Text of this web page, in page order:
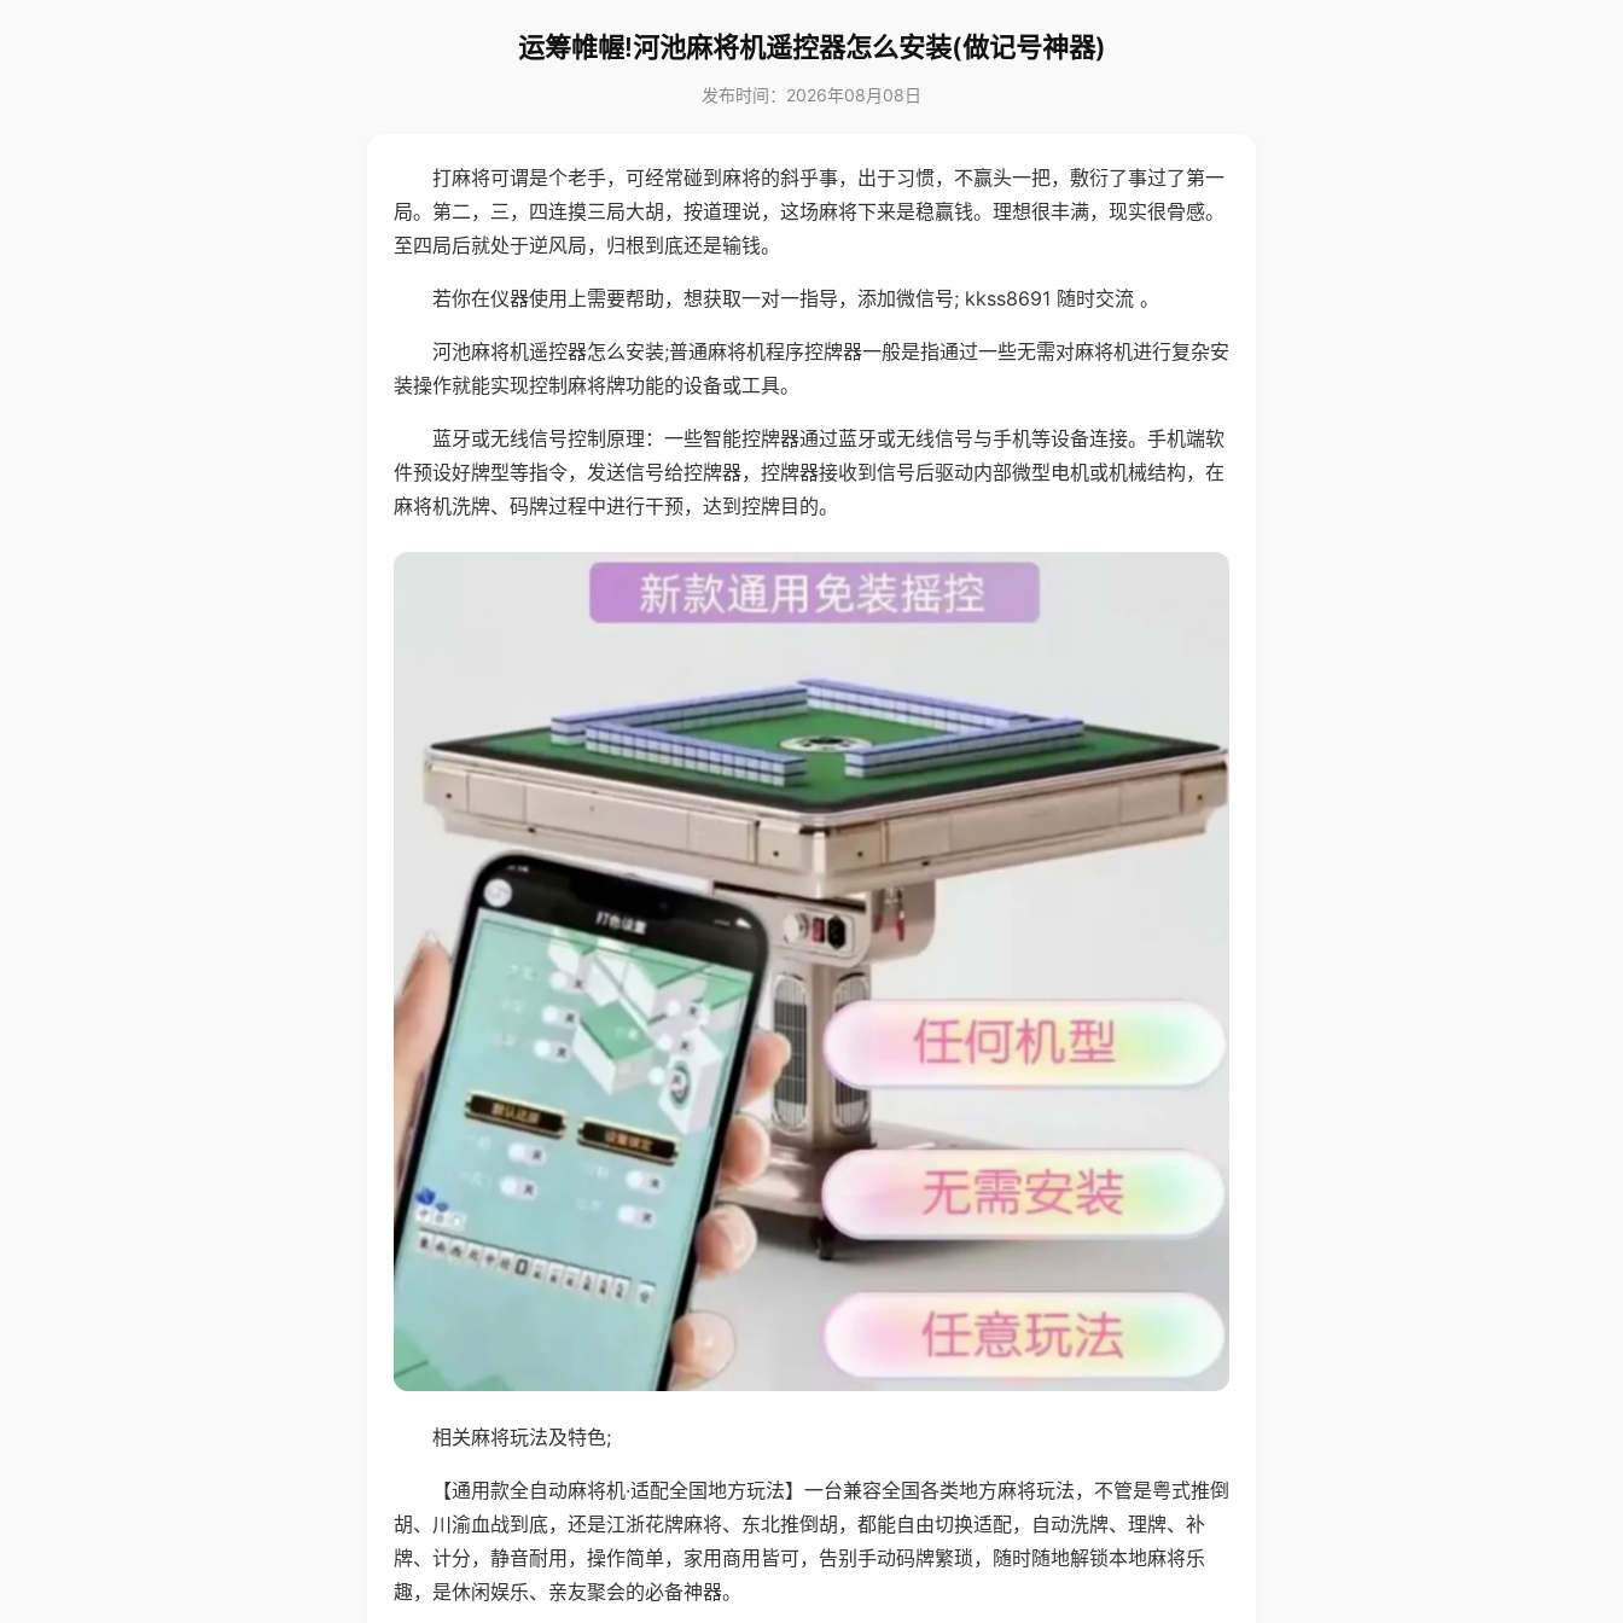
运筹帷幄!河池麻将机遥控器怎么安装(做记号神器)
发布时间：2026年08月08日
打麻将可谓是个老手，可经常碰到麻将的斜乎事，出于习惯，不赢头一把，敷衍了事过了第一
局。第二，三，四连摸三局大胡，按道理说，这场麻将下来是稳赢钱。理想很丰满，现实很骨感。
至四局后就处于逆风局，归根到底还是输钱。
若你在仪器使用上需要帮助，想获取一对一指导，添加微信号; kkss8691 随时交流 。
河池麻将机遥控器怎么安装;普通麻将机程序控牌器一般是指通过一些无需对麻将机进行复杂安
装操作就能实现控制麻将牌功能的设备或工具。
蓝牙或无线信号控制原理：一些智能控牌器通过蓝牙或无线信号与手机等设备连接。手机端软
件预设好牌型等指令，发送信号给控牌器，控牌器接收到信号后驱动内部微型电机或机械结构，在
麻将机洗牌、码牌过程中进行干预，达到控牌目的。
相关麻将玩法及特色;
【通用款全自动麻将机·适配全国地方玩法】一台兼容全国各类地方麻将玩法，不管是粤式推倒
胡、川渝血战到底，还是江浙花牌麻将、东北推倒胡，都能自由切换适配，自动洗牌、理牌、补
牌、计分，静音耐用，操作简单，家用商用皆可，告别手动码牌繁琐，随时随地解锁本地麻将乐
趣，是休闲娱乐、亲友聚会的必备神器。